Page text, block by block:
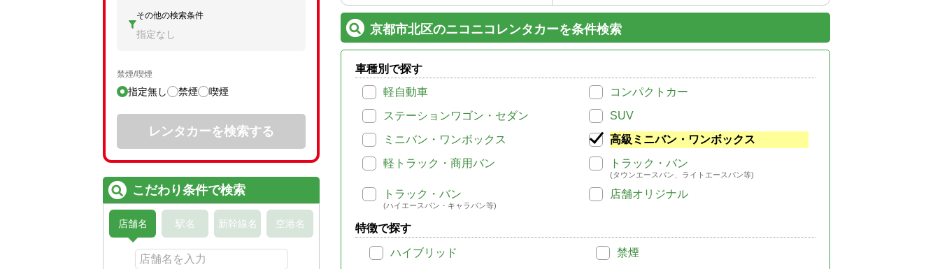
京都市北区のニコニコレンタカーを条件検索
車種別で探す
軽自動車
コンパクトカー
ステーションワゴン・セダン
SUV
ミニバン・ワンボックス
高級ミニバン・ワンボックス
軽トラック・商用バン
トラック・バン
(タウンエースバン、ライトエースバン等)
トラック・バン
(ハイエースバン・キャラバン等)
店舗オリジナル
特徴で探す
ハイブリッド
禁煙
その他の検索条件
指定なし
禁煙/喫煙
指定無し 禁煙 喫煙
レンタカーを検索する
こだわり条件で検索
店舗名 駅名 新幹線名 空港名